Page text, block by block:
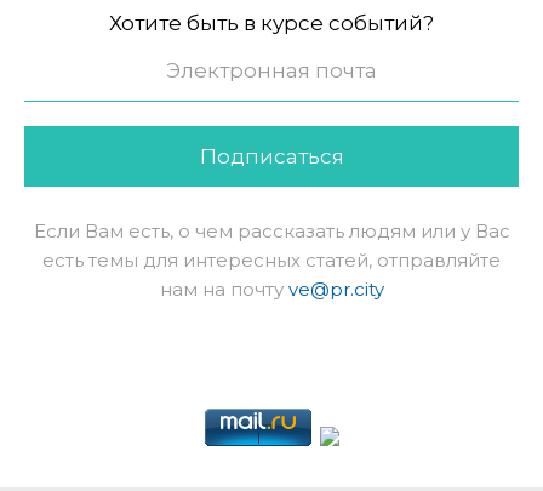
Хотите быть в курсе событий?
Подписаться
Если Вам есть, о чем рассказать людям или у Вас
есть темы для интересных статей, отправляйте
нам на почту ve@pr.city